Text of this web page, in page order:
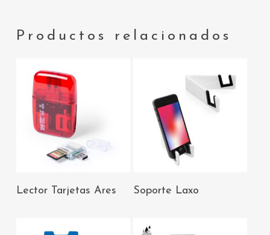
Productos relacionados
AÑADIR AL
Lector Tarjetas Ares
AÑADIR AL
Soporte Laxo